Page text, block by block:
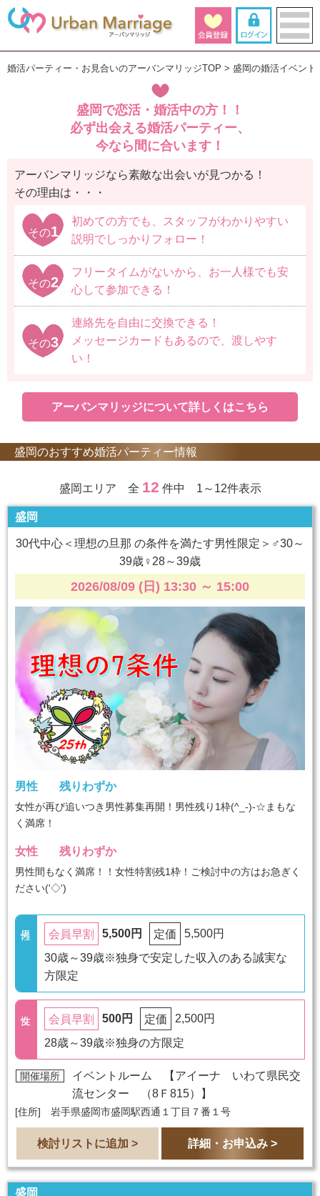
婚活パーティー・お見合いのアーバンマリッジTOP 盛岡の婚活イベント
盛岡で恋活・婚活中の方！！
必ず出会える婚活パーティー、
今なら間に合います！
アーバンマリッジなら素敵な出会いが見つかる！
その理由は・・・
その1
初めての方でも、スタッフがわかりやすい
説明でしっかりフォロー！
その2
フリータイムがないから、お一人様でも安
心して参加できる！
その3
連絡先を自由に交換できる！
メッセージカードもあるので、渡しやす
い！
アーバンマリッジについて詳しくはこちら
盛岡のおすすめ婚活パーティー情報
盛岡エリア 全 12 件中 1～12件表示
盛岡
30代中心＜理想の旦那 の条件を満たす男性限定＞♂30～
39歳♀28～39歳
2026/08/09 (日) 13:30 ～ 15:00
男性 残りわずか
女性が再び追いつき男性募集再開！男性残り1枠(^_-)-☆まもな
く満席！
女性 残りわずか
男性間もなく満席！！女性特割残1枠！ご検討中の方はお急ぎく
ださい('◇')ゞ
会員早割 5,500円 定価
5,500円
30歳～39歳※独身で安定した収入のある誠実な
方限定
会員早割 500円 定価
2,500円
28歳～39歳※独身の方限定
開催場所 イベントルーム 【 アイーナ いわて県民交
流センター （8Ｆ815）
】
[住所] 岩手県盛岡市盛岡駅西通１丁目７番１号
検討リストに追加 > 詳細・お申込み >
盛岡